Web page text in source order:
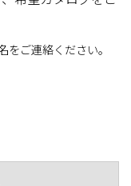
ご連絡ください。